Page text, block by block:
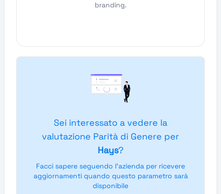
branding.
Sei interessato a vedere la
valutazione Parità di Genere per
Hays?
Facci sapere seguendo l'azienda per ricevere
aggiornamenti quando questo parametro sarà
disponibile